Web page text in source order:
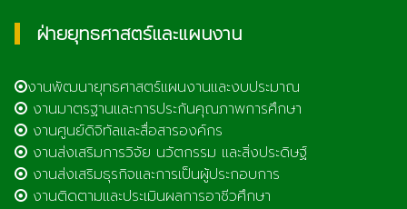
ฝ่ายยุทธศาสตร์และแผนงาน
งานพัฒนายุทธศาสตร์แผนงานและงบประมาณ
งานมาตรฐานและการประกันคุณภาพการศึกษา
งานศูนย์ดิจิทัลและสื่อสารองค์กร
งานส่งเสริมการวิจัย นวัตกรรม และสิ่งประดิษฐ์
งานส่งเสริมธุรกิจและการเป็นผู้ประกอบการ
งานติดตามและประเมินผลการอาชีวศึกษา